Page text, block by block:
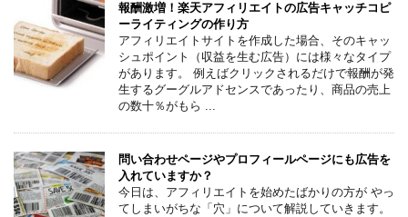
報酬激増！楽天アフィリエイトの広告キャッチコピ
ーライティングの作り方
アフィリエイトサイトを作成した場合、そのキャッ
シュポイント（収益を生む広告）には様々なタイプ
があります。 例えばクリックされるだけで報酬が発
生するグーグルアドセンスであったり、商品の売上
の数十％がもら ...
問い合わせページやプロフィールページにも広告を
入れていますか？
今日は、アフィリエイトを始めたばかりの方が やっ
てしまいがちな「穴」について解説していきます。